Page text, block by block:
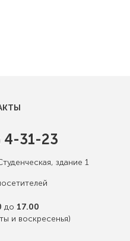
4-31-23
здание 1
до 17.00
и воскресенья)